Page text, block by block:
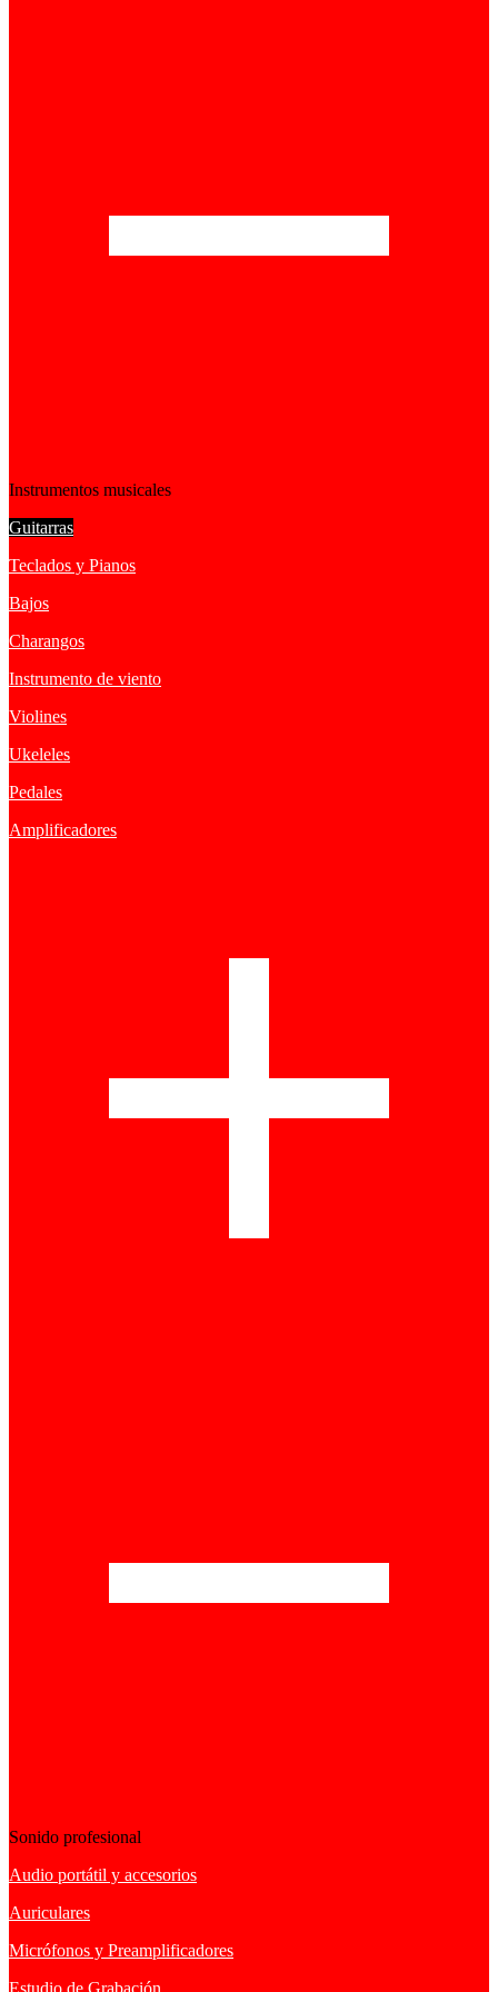
Instrumentos musicales
Guitarras
Teclados y Pianos
Bajos
Charangos
Instrumento de viento
Violines
Ukeleles
Pedales
Amplificadores
Sonido profesional
Audio portátil y accesorios
Auriculares
Micrófonos y Preamplificadores
Estudio de Grabación